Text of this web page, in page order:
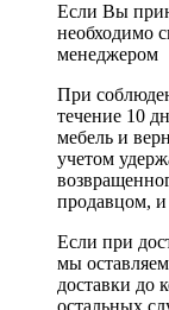
Если Вы
необходимо
менеджером
При
течение 10
мебель и
учетом
продавцом, и
Если при
мы
доставки до